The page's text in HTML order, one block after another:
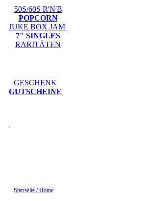
50S/60S R'N'B
POPCORN
JUKE BOX JAM
7" SINGLES
RARITÄTEN
GESCHENK
GUTSCHEINE
Startseite / Home